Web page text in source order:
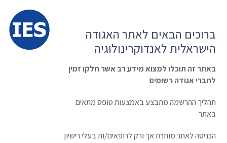
הרשמה ועדכון נתונים
כניסת חברים
ראשי » משולחן האגודה »
8.10.2021 – הופך להיות מקוון!
ברוכים הבאים לאתר האגודה
הישראלית לאנדוקרינולוגיה
באתר זה תוכלו למצוא מידע רב אשר חלקו זמין
לחברי אגודה רשומים
תהליך ההרשמה מתבצע באמצעות טופס מתאים
באתר
הכניסה לאתר מותרת אך ורק לרופאים/ות בעלי רישיון